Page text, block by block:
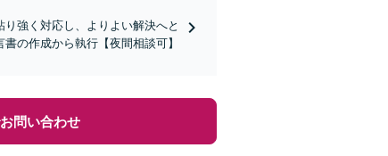
強く対応し、よりよい解決へと
の作成から執行【夜間相談可】
問い合わせ